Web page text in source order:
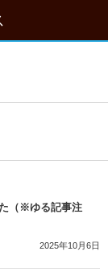
（※ゆる記事注
2025年10月6日